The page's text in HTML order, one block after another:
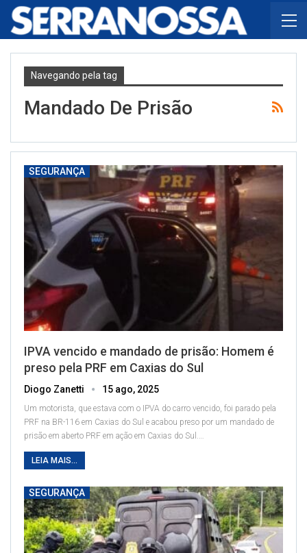
Navegando pela tag
Mandado De Prisão
SEGURANÇA
IPVA vencido e mandado de prisão: Homem é
preso pela PRF em Caxias do Sul
Diogo Zanetti 15 ago, 2025
Um motorista, que estava com o IPVA do carro vencido, foi parado pela
PRF na BR-116 em Caxias do Sul e acabou preso por um mandado de
prisão em aberto PRF em ação em Caxias do Sul.…
LEIA MAIS...
SEGURANÇA